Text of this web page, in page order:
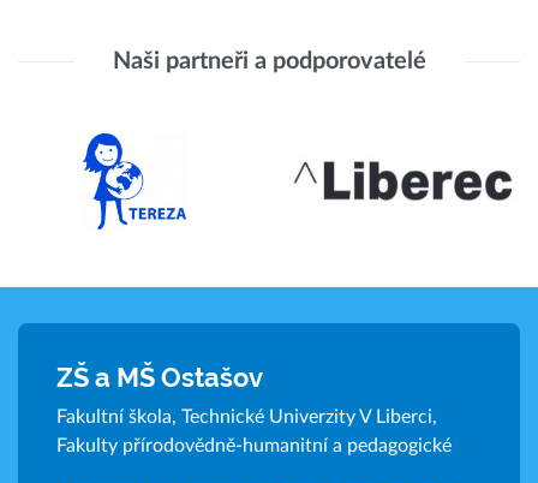
Naši partneři a podporovatelé
ZŠ a MŠ Ostašov
Fakultní škola, Technické Univerzity V Liberci,
Fakulty přírodovědně-humanitní a pedagogické